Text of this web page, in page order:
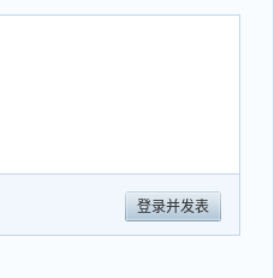
登录并发表